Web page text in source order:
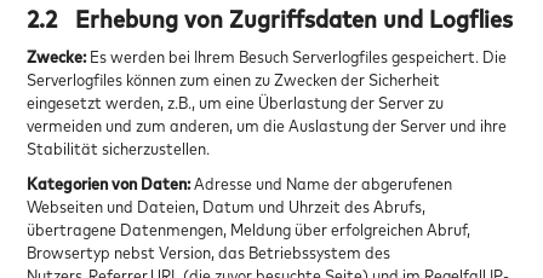
2.2 Erhebung von Zugriffsdaten und Logflies
Zwecke:Es werden bei Ihrem Besuch Serverlogfiles gespeichert. Die
Serverlogfiles können zum einen zu Zwecken der Sicherheit
eingesetzt werden, z.B., um eine Überlastung der Server zu
vermeiden und zum anderen, um die Auslastung der Server und ihre
Stabilität sicherzustellen.
Kategorien von Daten:Adresse und Name der abgerufenen
Webseiten und Dateien, Datum und Uhrzeit des Abrufs,
übertragene Datenmengen, Meldung über erfolgreichen Abruf,
Browsertyp nebst Version, das Betriebssystem des